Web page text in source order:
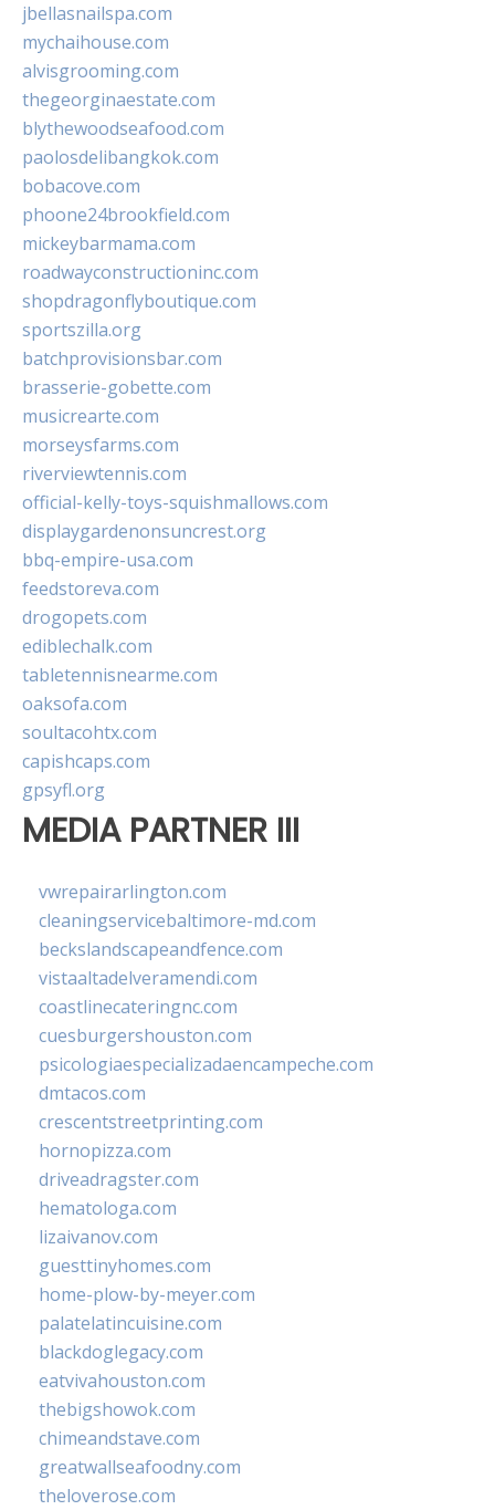
jbellasnailspa.com
mychaihouse.com
alvisgrooming.com
thegeorginaestate.com
blythewoodseafood.com
paolosdelibangkok.com
bobacove.com
phoone24brookfield.com
mickeybarmama.com
roadwayconstructioninc.com
shopdragonflyboutique.com
sportszilla.org
batchprovisionsbar.com
brasserie-gobette.com
musicrearte.com
morseysfarms.com
riverviewtennis.com
official-kelly-toys-squishmallows.com
displaygardenonsuncrest.org
bbq-empire-usa.com
feedstoreva.com
drogopets.com
ediblechalk.com
tabletennisnearme.com
oaksofa.com
soultacohtx.com
capishcaps.com
gpsyfl.org
MEDIA PARTNER III
vwrepairarlington.com
cleaningservicebaltimore-md.com
beckslandscapeandfence.com
vistaaltadelveramendi.com
coastlinecateringnc.com
cuesburgershouston.com
psicologiaespecializadaencampeche.com
dmtacos.com
crescentstreetprinting.com
hornopizza.com
driveadragster.com
hematologa.com
lizaivanov.com
guesttinyhomes.com
home-plow-by-meyer.com
palatelatincuisine.com
blackdoglegacy.com
eatvivahouston.com
thebigshowok.com
chimeandstave.com
greatwallseafoodny.com
theloverose.com